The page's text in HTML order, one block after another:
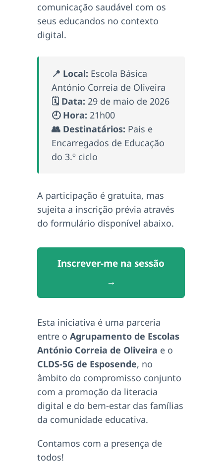
comunicação saudável com os
seus educandos no contexto
digital.
📍 Local: Escola Básica
António Correia de Oliveira
🗓️ Data: 29 de maio de 2026
🕘 Hora: 21h00
👥 Destinatários: Pais e
Encarregados de Educação
do 3.º ciclo
A participação é gratuita, mas
sujeita a inscrição prévia através
do formulário disponível abaixo.
Inscrever-me na sessão
→
Esta iniciativa é uma parceria
entre o Agrupamento de Escolas
António Correia de Oliveira e o
CLDS-5G de Esposende, no
âmbito do compromisso conjunto
com a promoção da literacia
digital e do bem-estar das famílias
da comunidade educativa.
Contamos com a presença de
todos!